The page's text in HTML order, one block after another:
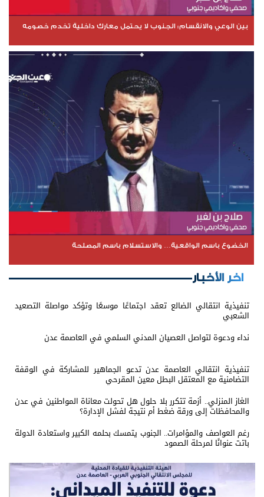
بين الوعي والانقسام: الجنوب لا يحتمل معارك داخلية تخدم خصومه
الخضوع باسم الواقعية… والاستسلام باسم المصلحة
اخر الأخبار
تنفيذية انتقالي الضالع تعقد اجتماعًا موسعًا وتؤكد مواصلة التصعيد
الشعبي
نداء ودعوة لتواصل العصيان المدني السلمي في العاصمة عدن
تنفيذية انتقالي العاصمة عدن تدعو الجماهير للمشاركة في الوقفة
التضامنية مع المعتقل البطل معين المقرحي
الغاز المنزلي.. أزمة تتكرر بلا حلول هل تحولت معاناة المواطنين في عدن
والمحافظات إلى ورقة ضغط أم نتيجة لفشل الإدارة؟
رغم العواصف والمؤامرات.. الجنوب يتمسك بحلمه الكبير واستعادة الدولة
باتت عنوانًا لمرحلة الصمود